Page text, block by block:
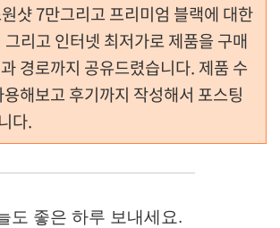
샷 7만그리고 프리미엄 블랙에 대한
리고 인터넷 최저가로 제품을 구매
경로까지 공유드렸습니다. 제품 수
해보고 후기까지 작성해서 포스팅
다.
도 좋은 하루 보내세요.